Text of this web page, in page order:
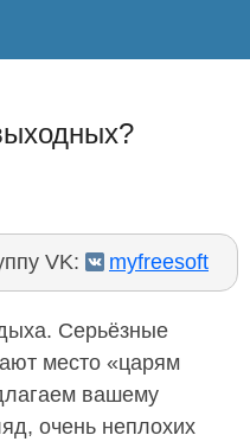
VK: myfreesoft
Серьёзные
место «царям
вашему
очень неплохих